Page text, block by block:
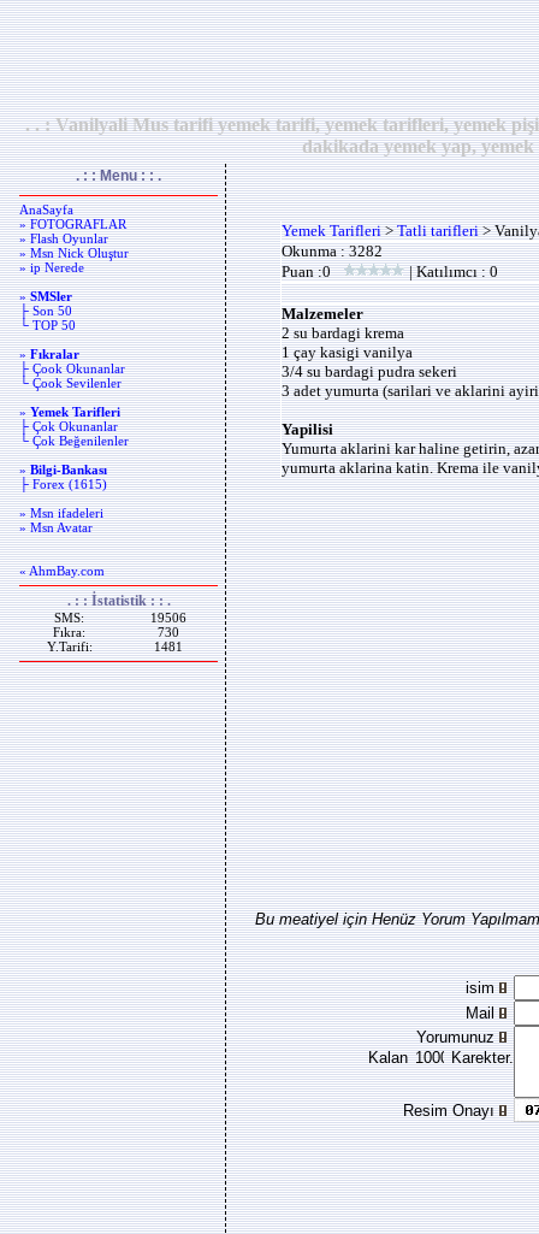
. . : Vanilyali Mus tarifi yemek tarifi, yemek tarifleri, yemek
dakikada yemek yap,
. : : Menu : : .
AnaSayfa
» FOTOGRAFLAR
» Flash Oyunlar
» Msn Nick Oluştur
» ip Nerede
»SMSler
├ Son 50
└ TOP 50
»Fıkralar
├ Çook Okunanlar
└ Çook Sevilenler
»Yemek Tarifleri
├ Çok Okunanlar
└ Çok Beğenilenler
»Bilgi-Bankası
├ Forex (1615)
» Msn ifadeleri
» Msn Avatar
« AhmBay.com
. : : İstatistik : : .
SMS:
19506
Fıkra:
730
Y.Tarifi:
1481
Yemek Tarifleri>Tatli tarifleri>
Okunma : 3282
Puan :0
| Katılımcı : 0
Malzemeler
2 su bardagi krema
1 çay kasigi vanilya
3/4 su bardagi pudra sekeri
3 adet yumurta (sarilari ve aklarini
Yapilisi
Yumurta aklarini kar haline getirin,
yumurta aklarina katin. Krema ile
Bu meatiyel için Henüz Yorum
isim
Mail
Yorumunuz
Kalan
Karekter.
Resim Onayı